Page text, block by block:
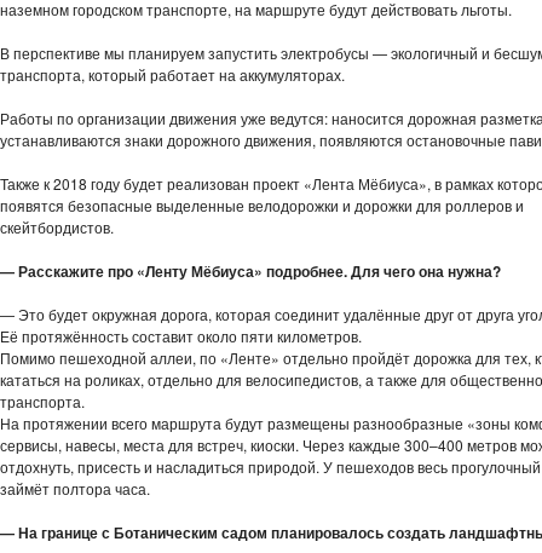
наземном городском транспорте, на маршруте будут действовать льготы.
В перспективе мы планируем запустить электробусы — экологичный и
транспорта, который работает на аккумуляторах.
Работы по организации движения уже ведутся: наносится дорожная
устанавливаются знаки дорожного движения, появляются остановочные
Также к 2018 году будет реализован проект «Лента Мёбиуса», в рамках
появятся безопасные выделенные велодорожки и дорожки для роллеров и
скейтбордистов.
— Расскажите про «Ленту Мёбиуса» подробнее. Для чего она нужна?
— Это будет окружная дорога, которая соединит удалённые друг от друга
Её протяжённость составит около пяти километров.
Помимо пешеходной аллеи, по «Ленте» отдельно пройдёт дорожка для тех,
кататься на роликах, отдельно для велосипедистов, а также для
транспорта.
На протяжении всего маршрута будут размещены разнообразные «зоны
сервисы, навесы, места для встреч, киоски. Через каждые 300–400 метров
отдохнуть, присесть и насладиться природой. У пешеходов весь
займёт полтора часа.
— На границе с Ботаническим садом планировалось создать